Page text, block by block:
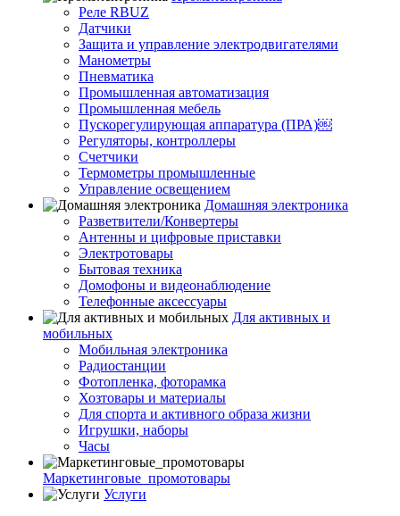
Реле RBUZ
Датчики
Защита и управление электродвигателями
Манометры
Пневматика
Промышленная автоматизация
Промышленная мебель
Пускорегулирующая аппаратура (ПРА)￼
Регуляторы, контроллеры
Счетчики
Термометры промышленные
Управление освещением
Домашняя электроника
Разветвители/Конвертеры
Антенны и цифровые приставки
Электротовары
Бытовая техника
Домофоны и видеонаблюдение
Телефонные аксессуары
Для активных и
мобильных
Мобильная электроника
Радиостанции
Фотопленка, фоторамка
Хозтовары и материалы
Для спорта и активного образа жизни
Игрушки, наборы
Часы
Маркетинговые_промотовары
Услуги